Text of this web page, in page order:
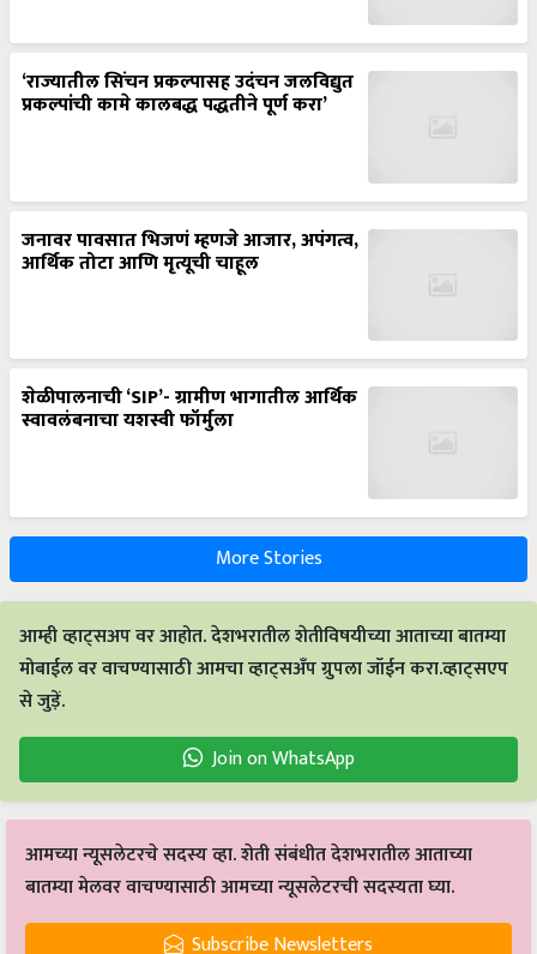
‘राज्यातील सिंचन प्रकल्पासह उदंचन जलविद्युत
प्रकल्पांची कामे कालबद्ध पद्धतीने पूर्ण करा’
जनावर पावसात भिजणं म्हणजे आजार, अपंगत्व,
आर्थिक तोटा आणि मृत्यूची चाहूल
शेळीपालनाची ‘SIP’- ग्रामीण भागातील आर्थिक
स्वावलंबनाचा यशस्वी फॉर्मुला
More Stories
आम्ही व्हाट्सअप वर आहोत. देशभरातील शेतीविषयीच्या आताच्या बातम्या
मोबाईल वर वाचण्यासाठी आमचा व्हाट्सअँप ग्रुपला जॉईन करा.व्हाट्सएप
से जुड़ें.
Join on WhatsApp
आमच्या न्यूसलेटरचे सदस्य व्हा. शेती संबंधीत देशभरातील आताच्या
बातम्या मेलवर वाचण्यासाठी आमच्या न्यूसलेटरची सदस्यता घ्या.
Subscribe Newsletters